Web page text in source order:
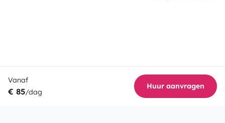
Vanaf
€ 85/dag
Huur aanvragen